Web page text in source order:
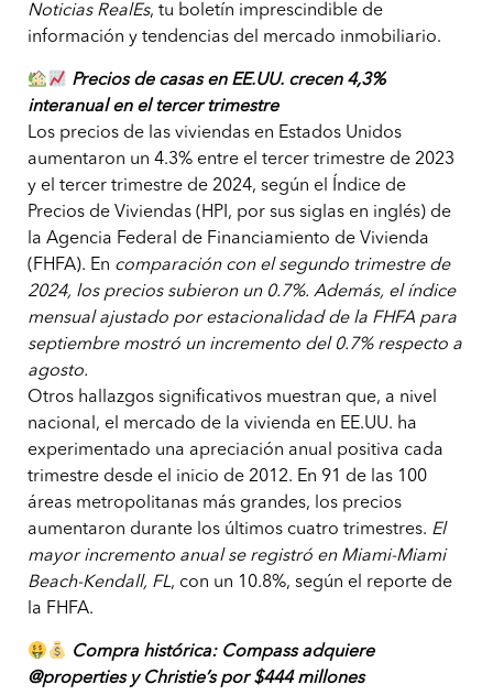
Noticias RealEs, tu boletín imprescindible de
información y tendencias del mercado inmobiliario.
Precios de casas en EE.UU. crecen 4,3%
interanual en el tercer trimestre
Los precios de las viviendas en Estados Unidos
aumentaron un 4.3% entre el tercer trimestre de 2023
y el tercer trimestre de 2024, según el Índice de
Precios de Viviendas (HPI, por sus siglas en inglés) de
la Agencia Federal de Financiamiento de Vivienda
(FHFA). En comparación con el segundo trimestre de
2024, los precios subieron un 0.7%. Además, el índice
mensual ajustado por estacionalidad de la FHFA para
septiembre mostró un incremento del 0.7% respecto a
agosto.
Otros hallazgos significativos muestran que, a nivel
nacional, el mercado de la vivienda en EE.UU. ha
experimentado una apreciación anual positiva cada
trimestre desde el inicio de 2012. En 91 de las 100
áreas metropolitanas más grandes, los precios
aumentaron durante los últimos cuatro trimestres. El
mayor incremento anual se registró en Miami-Miami
Beach-Kendall, FL, con un 10.8%, según el reporte de
la FHFA.
Compra histórica: Compass adquiere
@properties y Christie’s por $444 millones